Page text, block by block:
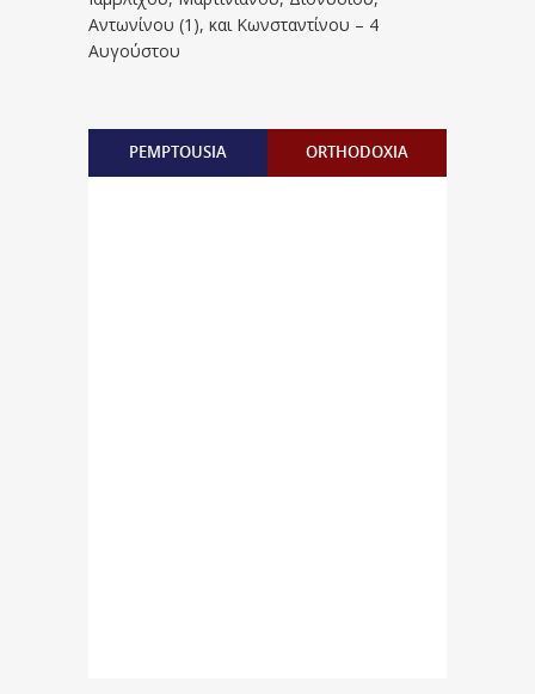
Aντωνίνου (1), και Kωνσταντίνου – 4
Αυγούστου
PEMPTOUSIA ORTHODOXIA